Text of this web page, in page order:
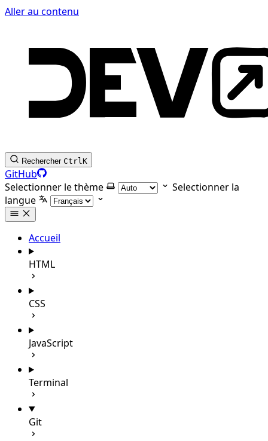
Aller au contenu
Rechercher CtrlK
GitHub
Selectionner le thème
Selectionner la
langue
Accueil
HTML
CSS
JavaScript
Terminal
Git